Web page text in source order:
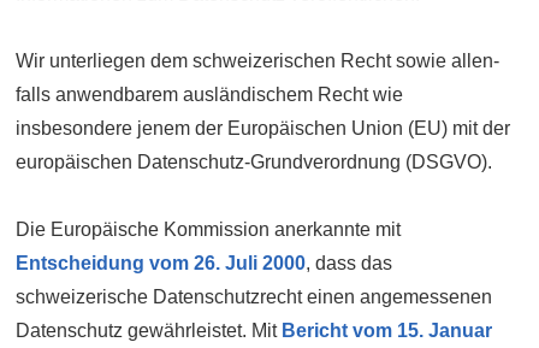
Wir unterliegen dem schweizerischen Recht sowie allen­
falls anwendbarem auslän­dischem Recht wie
insbesondere jenem der Euro­päischen Union (EU) mit der
euro­päischen Daten­schutz-Grund­verordnung (DSGVO).
Die Europäische Kommission anerkannte mit
Entscheidung vom 26. Juli 2000, dass das
schweizerische Daten­schutz­recht einen angemessenen
Daten­schutz gewähr­leistet. Mit Bericht vom 15. Januar